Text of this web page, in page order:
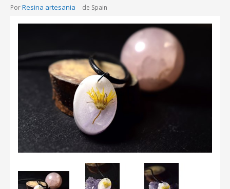
PorResina artesania de Spain